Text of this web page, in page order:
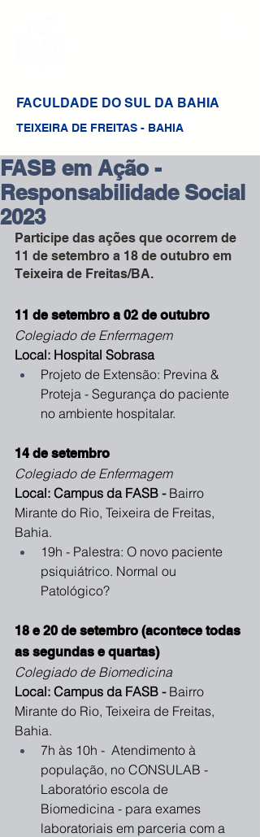
FACULDADE DO SUL DA BAHIA
TEIXEIRA DE FREITAS - BAHIA
FASB em Ação -
Responsabilidade Social
2023
Participe das ações que ocorrem de
11 de setembro a 18 de outubro em
Teixeira de Freitas/BA.
11 de setembro a 02 de outubro
Colegiado de Enfermagem
Local: Hospital Sobrasa
Projeto de Extensão: Previna &
Proteja - Segurança do paciente
no ambiente hospitalar.
14 de setembro
Colegiado de Enfermagem
Local: Campus da FASB - Bairro
Mirante do Rio, Teixeira de Freitas,
Bahia.
19h - Palestra: O novo paciente
psiquiátrico. Normal ou
Patológico?
18 e 20 de setembro (acontece todas
as segundas e quartas)
Colegiado de Biomedicina
Local: Campus da FASB - Bairro
Mirante do Rio, Teixeira de Freitas,
Bahia.
7h às 10h -  Atendimento à
população, no CONSULAB -
Laboratório escola de
Biomedicina - para exames
laboratoriais em parceria com a